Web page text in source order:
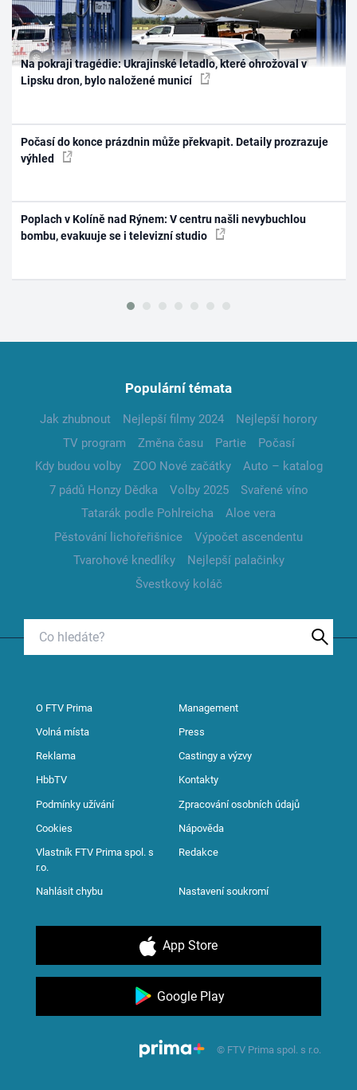
Na pokraji tragédie: Ukrajinské letadlo, které ohrožoval v
Lipsku dron, bylo naložené municí
Počasí do konce prázdnin může překvapit. Detaily prozrazuje
výhled
Poplach v Kolíně nad Rýnem: V centru našli nevybuchlou
bombu, evakuuje se i televizní studio
Populární témata
Jak zhubnout Nejlepší filmy 2024
Nejlepší horory
TV program
Změna času Partie
Počasí
Kdy budou volby
ZOO Nové začátky
Auto – katalog
7 pádů Honzy Dědka
Volby 2025
Svařené víno
Tatarák podle Pohlreicha
Aloe vera
Pěstování lichořeřišnice
Výpočet ascendentu
Tvarohové knedlíky
Nejlepší palačinky
Švestkový koláč
O FTV Prima Management
Volná místa Press
Reklama Castingy a výzvy
HbbTV Kontakty
Podmínky užívání Zpracování osobních údajů
Cookies Nápověda
Vlastník FTV Prima spol. s
r.o.
Redakce
Nahlásit chybu Nastavení soukromí
App Store
Google Play
© FTV Prima spol. s r.o.